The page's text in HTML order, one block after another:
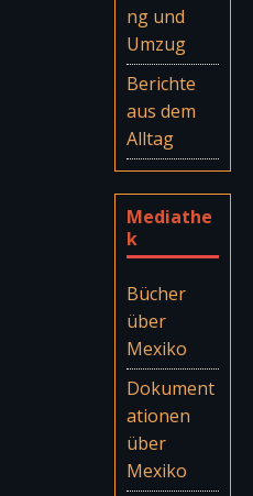
ng und
Umzug
Berichte
aus dem
Alltag
Mediathe
k
Bücher
über
Mexiko
Dokument
ationen
über
Mexiko